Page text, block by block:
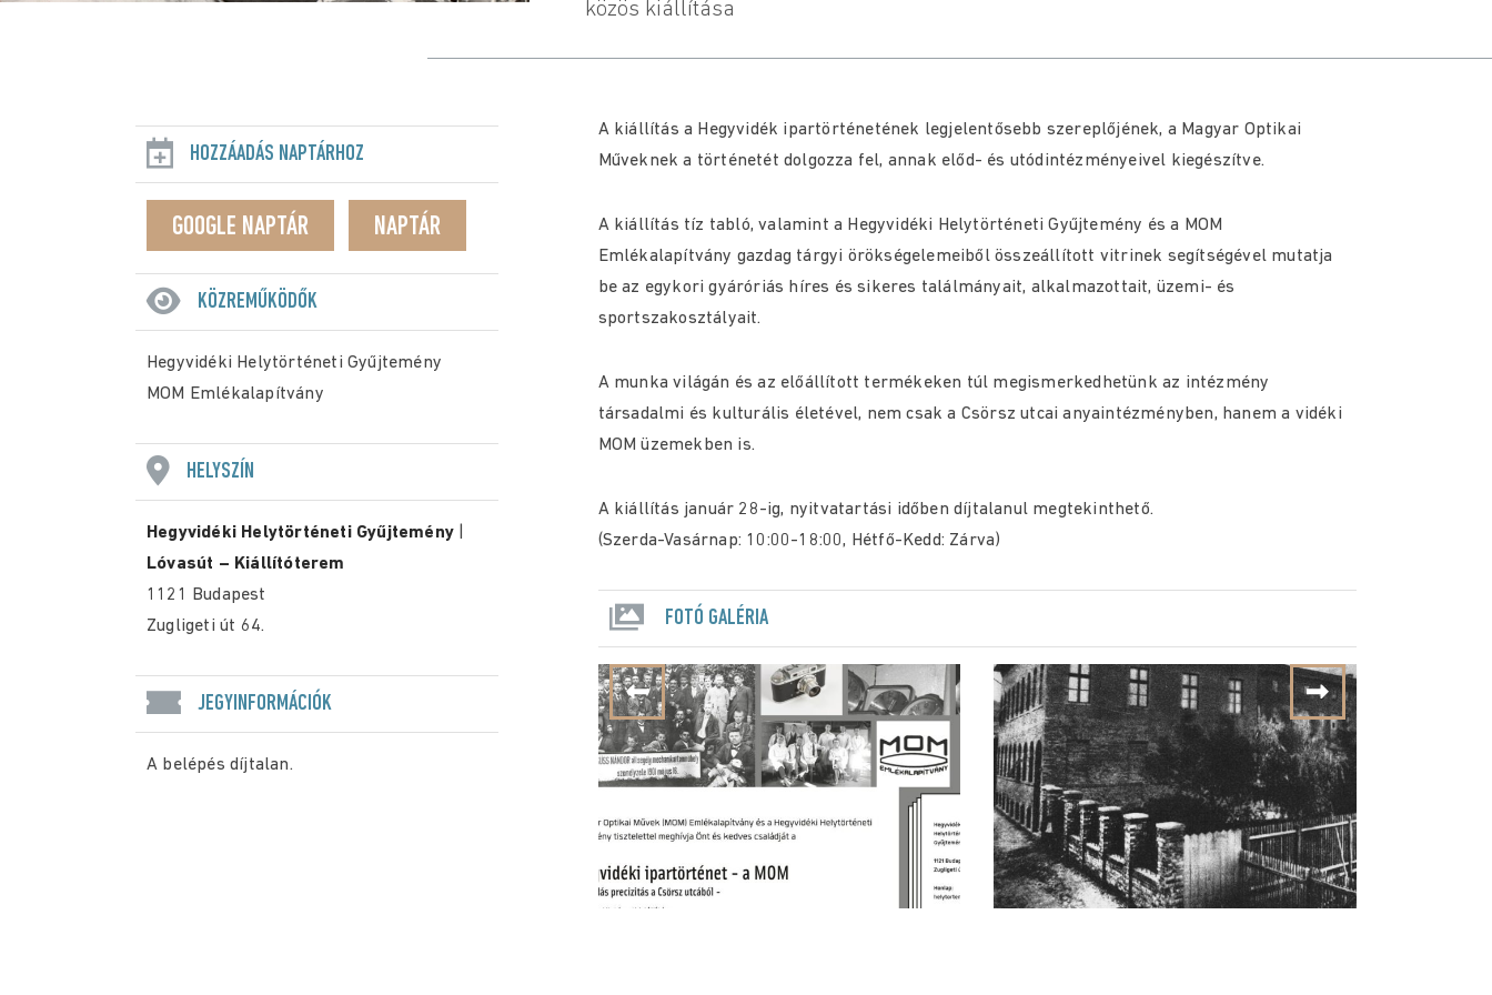
közös kiállítása
HOZZÁADÁS NAPTÁRHOZ
GOOGLE NAPTÁR NAPTÁR
KÖZREMŰKÖDŐK
Hegyvidéki Helytörténeti Gyűjtemény
MOM Emlékalapítvány
HELYSZÍN
Hegyvidéki Helytörténeti Gyűjtemény
Lóvasút – Kiállítóterem
1121 Budapest
Zugligeti út 64.
JEGYINFORMÁCIÓK
A belépés díjtalan.
A kiállítás a Hegyvidék ipartörténetének legjelentősebb szereplőjének, a Magyar Optikai
Műveknek a történetét dolgozza fel, annak előd- és utódintézményeivel kiegészítve.
A kiállítás tíz tabló, valamint a Hegyvidéki Helytörténeti Gyűjtemény és a MOM
Emlékalapítvány gazdag tárgyi örökségelemeiből összeállított vitrinek segítségével mutatja
be az egykori gyáróriás híres és sikeres találmányait, alkalmazottait, üzemi- és
sportszakosztályait.
A munka világán és az előállított termékeken túl megismerkedhetünk az intézmény
társadalmi és kulturális életével, nem csak a Csörsz utcai anyaintézményben, hanem a vidéki
MOM üzemekben is.
A kiállítás január 28-ig, nyitvatartási időben díjtalanul megtekinthető.
(Szerda-Vasárnap: 10:00-18:00, Hétfő-Kedd: Zárva)
FOTÓ GALÉRIA